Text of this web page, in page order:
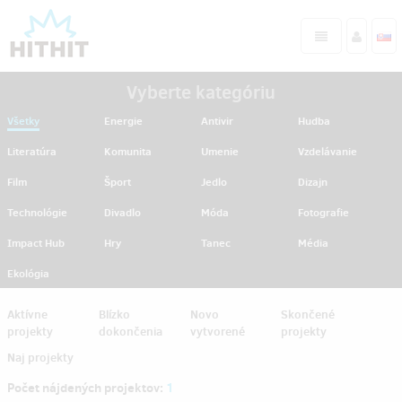
Všetky Energie Antivir
Hudba
Literatúra
Komunita Umenie
Vzdelávanie
Film
Šport Jedlo
Dizajn
Technológie
Divadlo Móda
Fotografie
Impact Hub
Hry Tanec
Média
Ekológia
Aktívne
projekty
Blízko
dokončenia
Novo
vytvorené
Skončené
projekty
Naj projekty
Počet nájdených projektov: 1